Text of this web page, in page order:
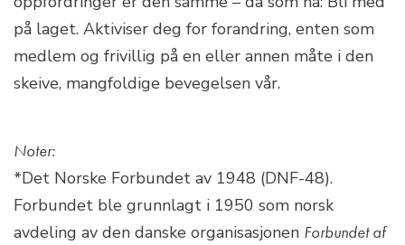
på laget. Aktiviser deg for forandring, enten som
medlem og frivillig på en eller annen måte i den
skeive, mangfoldige bevegelsen vår.
Noter:
*Det Norske Forbundet av 1948 (DNF-48).
Forbundet ble grunnlagt i 1950 som norsk
avdeling av den danske organisasjonen Forbundet af